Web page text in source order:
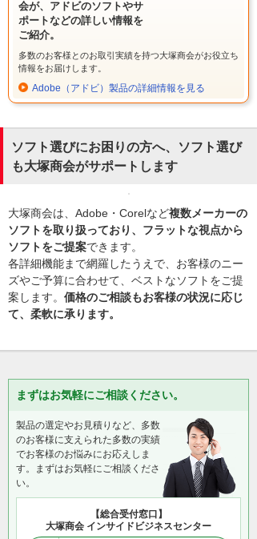
会が、アドビのソフトやサ
ポートなどの詳しい情報を
ご紹介。
多数のお客様とのお取引実績を持つ大塚商会がお役立ち
情報をお届けします。
Adobe（アドビ）製品の詳細情報を見る
ソフト選びにお困りの方へ、ソフト選び
も大塚商会がサポートします
大塚商会は、Adobe・Corelなど複数メーカーの
ソフトを取り扱っており、フラットな視点から
ソフトをご提案できます。
各詳細機能まで網羅したうえで、お客様のニー
ズやご予算に合わせて、ベストなソフトをご提
案します。 価格のご相談もお客様の状況に応じ
て、柔軟に承ります。
まずはお気軽にご相談ください。
製品の選定やお見積りなど、多数
のお客様に支えられた多数の実績
でお客様のお悩みにお応えしま
す。まずはお気軽にご相談くださ
い。
【総合受付窓口】
大塚商会 インサイドビジネスセンター